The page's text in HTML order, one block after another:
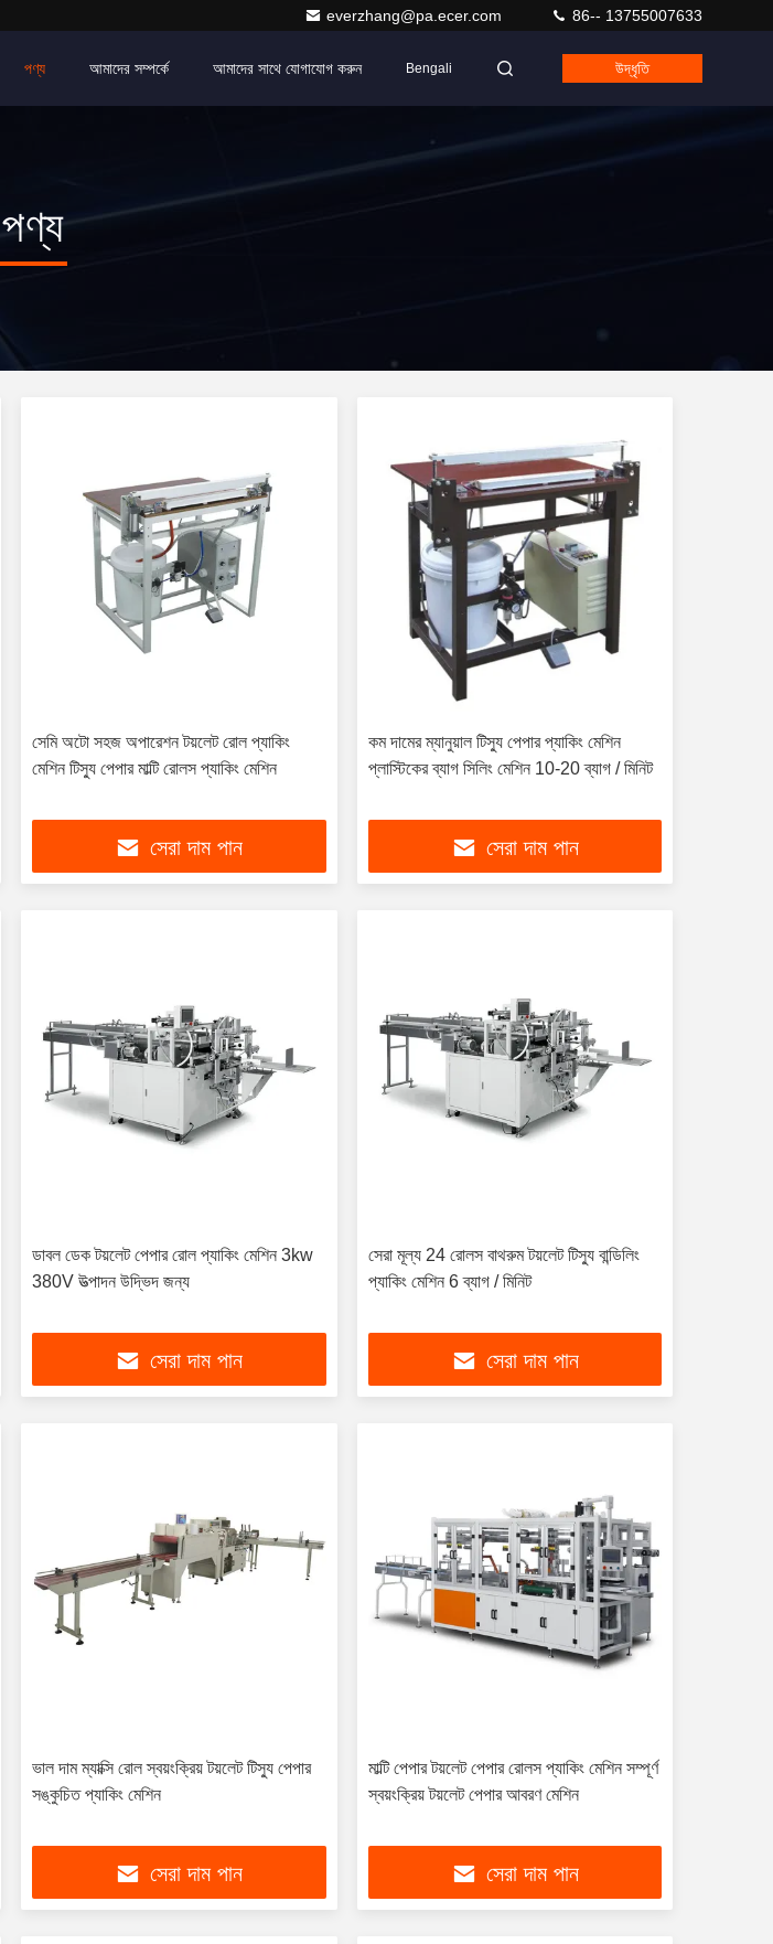
everzhang@pa.ecer.com 86-- 13755007633
পণ্য আমাদের সম্পর্কে আমাদের সাথে যোগাযোগ করুন Bengali উদ্ধৃতি
পণ্য
সেমি অটো সহজ অপারেশন টয়লেট রোল প্যাকিং
মেশিন টিস্যু পেপার মাল্টি রোলস প্যাকিং মেশিন
সেরা দাম পান
কম দামের ম্যানুয়াল টিস্যু পেপার প্যাকিং মেশিন
প্লাস্টিকের ব্যাগ সিলিং মেশিন 10-20 ব্যাগ / মিনিট
সেরা দাম পান
ডাবল ডেক টয়লেট পেপার রোল প্যাকিং মেশিন 3kw
380V উত্পাদন উদ্ভিদ জন্য
সেরা দাম পান
সেরা মূল্য 24 রোলস বাথরুম টয়লেট টিস্যু বান্ডিলিং
প্যাকিং মেশিন 6 ব্যাগ / মিনিট
সেরা দাম পান
ভাল দাম ম্যাক্সি রোল স্বয়ংক্রিয় টয়লেট টিস্যু পেপার
সঙ্কুচিত প্যাকিং মেশিন
সেরা দাম পান
মাল্টি পেপার টয়লেট পেপার রোলস প্যাকিং মেশিন সম্পূর্ণ
স্বয়ংক্রিয় টয়লেট পেপার আবরণ মেশিন
সেরা দাম পান